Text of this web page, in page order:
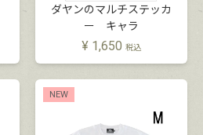
ダヤンのマルチステッカ
ー キャラ
¥ 1,650 税込
NEW